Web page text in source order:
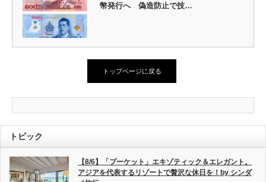
幣発行へ 偽造防止で技…
トップページに戻る
トピック
【8/6】「プーケット」エキゾティック＆エレガント。
アジアを代表するリゾートで贅沢な休日を！by シンダ